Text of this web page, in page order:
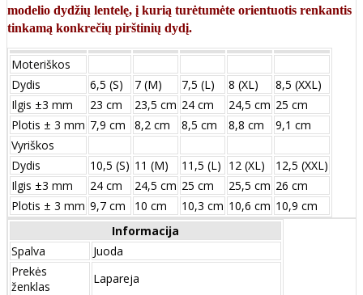
modelio dydžių lentelę, į kurią turėtumėte orientuotis renkantis
tinkamą konkrečių pirštinių dydį.
Moteriškos
Dydis
6,5 (S) 7 (M) 7,5 (L) 8 (XL)
8,5 (XXL)
Ilgis ±3 mm
23 cm 23,5 cm 24 cm 24,5 cm 25 cm
Plotis ± 3 mm 7,9 cm 8,2 cm 8,5 cm 8,8 cm
9,1 cm
Vyriškos
Dydis
10,5 (S) 11 (M) 11,5 (L) 12 (XL)
12,5 (XXL)
Ilgis ±3 mm
24 сm 24,5 сm 25 сm 25,5 сm 26 сm
Plotis ± 3 mm 9,7 сm 10 сm 10,3 сm 10,6 сm 10,9 сm
Informacija
Spalva
Juoda
Prekės
ženklas
Lapareja